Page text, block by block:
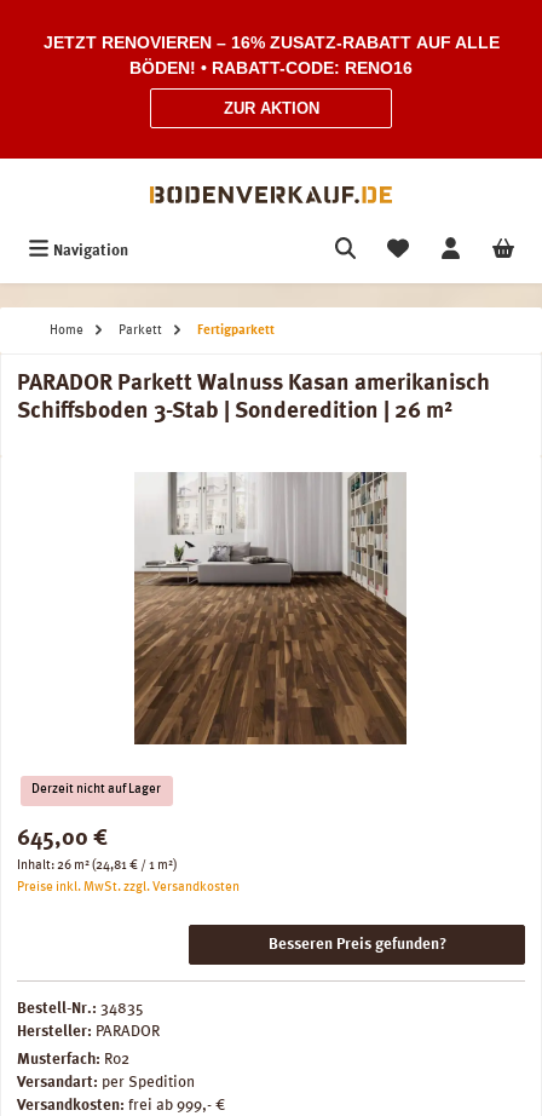
JETZT RENOVIEREN – 16% ZUSATZ-RABATT AUF ALLE
BÖDEN! • RABATT-CODE: RENO16
ZUR AKTION
Navigation
Home Parkett Fertigparkett
PARADOR Parkett Walnuss Kasan amerikanisch
Schiffsboden 3-Stab | Sonderedition | 26 m²
Bildergalerie überspringen
Derzeit nicht auf Lager
Regulärer Preis:
645,00 €
Inhalt:26 m²(24,81 € / 1 m²)
Preise inkl. MwSt. zzgl. Versandkosten
Besseren Preis gefunden?
Bestell-Nr.: 34835
Hersteller: PARADOR
Musterfach: R02
Versandart: per Spedition
Versandkosten: frei ab 999,- €